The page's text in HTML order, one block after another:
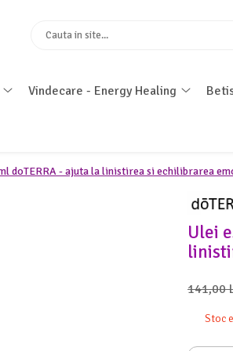
Vindecare - Energy Healing
doTERRA - ajuta la linistirea si echilibrarea
Ulei
141,00
Stoc